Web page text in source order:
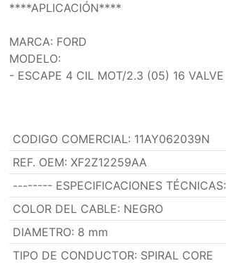
****APLICACIÓN****
MARCA: FORD
MODELO:
- ESCAPE 4 CIL MOT/2.3 (05) 16 VALVE
CODIGO COMERCIAL: 11AY062039N
REF. OEM: XF2Z12259AA
-------- ESPECIFICACIONES TÉCNICAS:
COLOR DEL CABLE: NEGRO
DIAMETRO: 8 mm
TIPO DE CONDUCTOR: SPIRAL CORE